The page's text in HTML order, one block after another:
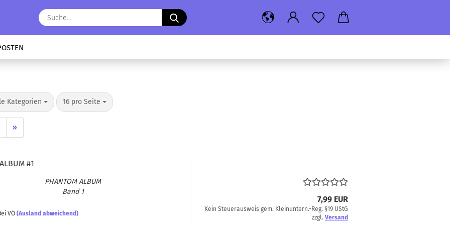
Suche...
Kategorien
Seite 16 pro Seite
pro Seite
»
#1
PHAN­TOM ALBUM
Band 1
VÖ (Ausland abweichend)
7,99 EUR
Kein Steuerausweis gem. Kleinuntern.-Reg. §19 UStG
zzgl. Versand